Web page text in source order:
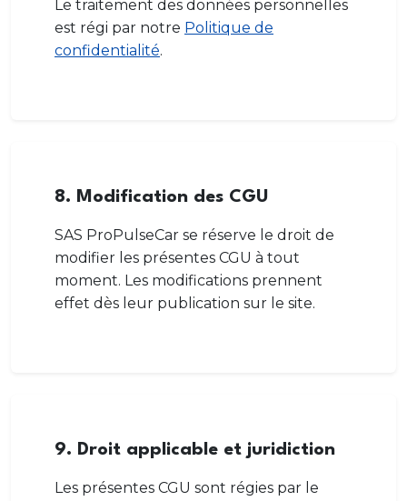
Le traitement des données personnelles
est régi par notre Politique de
confidentialité.
8. Modification des CGU
SAS ProPulseCar se réserve le droit de
modifier les présentes CGU à tout
moment. Les modifications prennent
effet dès leur publication sur le site.
9. Droit applicable et juridiction
Les présentes CGU sont régies par le